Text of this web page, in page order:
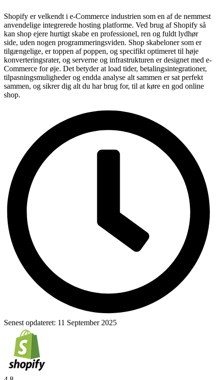
Shopify er velkendt i e-Commerce industrien som en af de nemmest
anvendelige integrerede hosting platforme. Ved brug af Shopify så
kan shop ejere hurtigt skabe en professionel, ren og fuldt lydhør
side, uden nogen programmeringsviden. Shop skabeloner som er
tilgængelige, er toppen af poppen, og specifikt optimeret til høje
konverteringsrater, og serverne og infrastrukturen er designet med e-
Commerce for øje. Det betyder at load tider, betalingsintegrationer,
tilpasningsmuligheder og endda analyse alt sammen er sat perfekt
sammen, og sikrer dig alt du har brug for, til at køre en god online
shop.
Senest opdateret: 11 September 2025